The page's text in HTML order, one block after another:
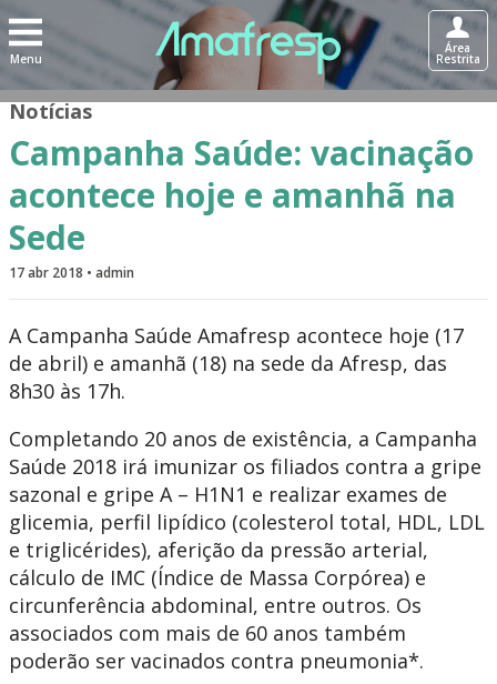
Menu
Área
Restrita
Notícias
Campanha Saúde: vacinação
acontece hoje e amanhã na
Sede
17 abr 2018 • admin
A Campanha Saúde Amafresp acontece hoje (17
de abril) e amanhã (18) na sede da Afresp, das
8h30 às 17h.
Completando 20 anos de existência, a Campanha
Saúde 2018 irá imunizar os filiados contra a gripe
sazonal e gripe A – H1N1 e realizar exames de
glicemia, perfil lipídico (colesterol total, HDL, LDL
e triglicérides), aferição da pressão arterial,
cálculo de IMC (Índice de Massa Corpórea) e
circunferência abdominal, entre outros. Os
associados com mais de 60 anos também
poderão ser vacinados contra pneumonia*.